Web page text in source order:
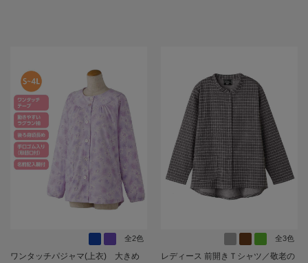
全2色
ワンタッチパジャマ(上衣) 大きめ
全3色
レディース 前開きＴシャツ／敬老の